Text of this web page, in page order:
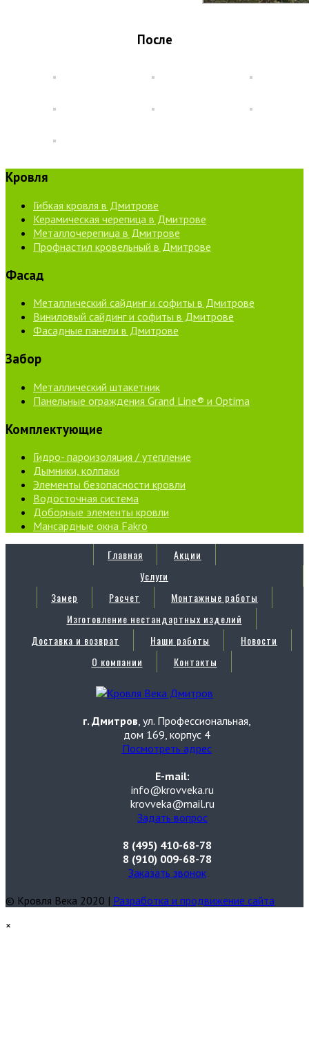
После
Кровля
Гибкая кровля в Дмитрове
Керамическая черепица в Дмитрове
Металлочерепица в Дмитрове
Профнастил кровельный в Дмитрове
Фасад
Металлический сайдинг и софиты в Дмитрове
Виниловый сайдинг и софиты в Дмитрове
Фасадные панели в Дмитрове
Забор
Металлический штакетник
Панельные ограждения Grand Line® и Optima
Комплектующие
Гидро- пароизоляция / утепление
Дымники, колпаки
Элементы безопасности кровли
Водосточная система
Доборные элементы кровли
Мансардные окна Fakro
Главная
Акции
Услуги
Замер
Расчет
Монтажные работы
Изготовление нестандартных изделий
Доставка и возврат
Наши работы
Новости
О компании
Контакты
г. Дмитров, ул. Профессиональная,
дом 169, корпус 4
Посмотреть адрес
E-mail:
info@krovveka.ru
krovveka@mail.ru
Задать вопрос
8 (495) 410-68-78
8 (910) 009-68-78
Заказать звонок
© Кровля Века 2020 | Разработка и продвижение сайта
×